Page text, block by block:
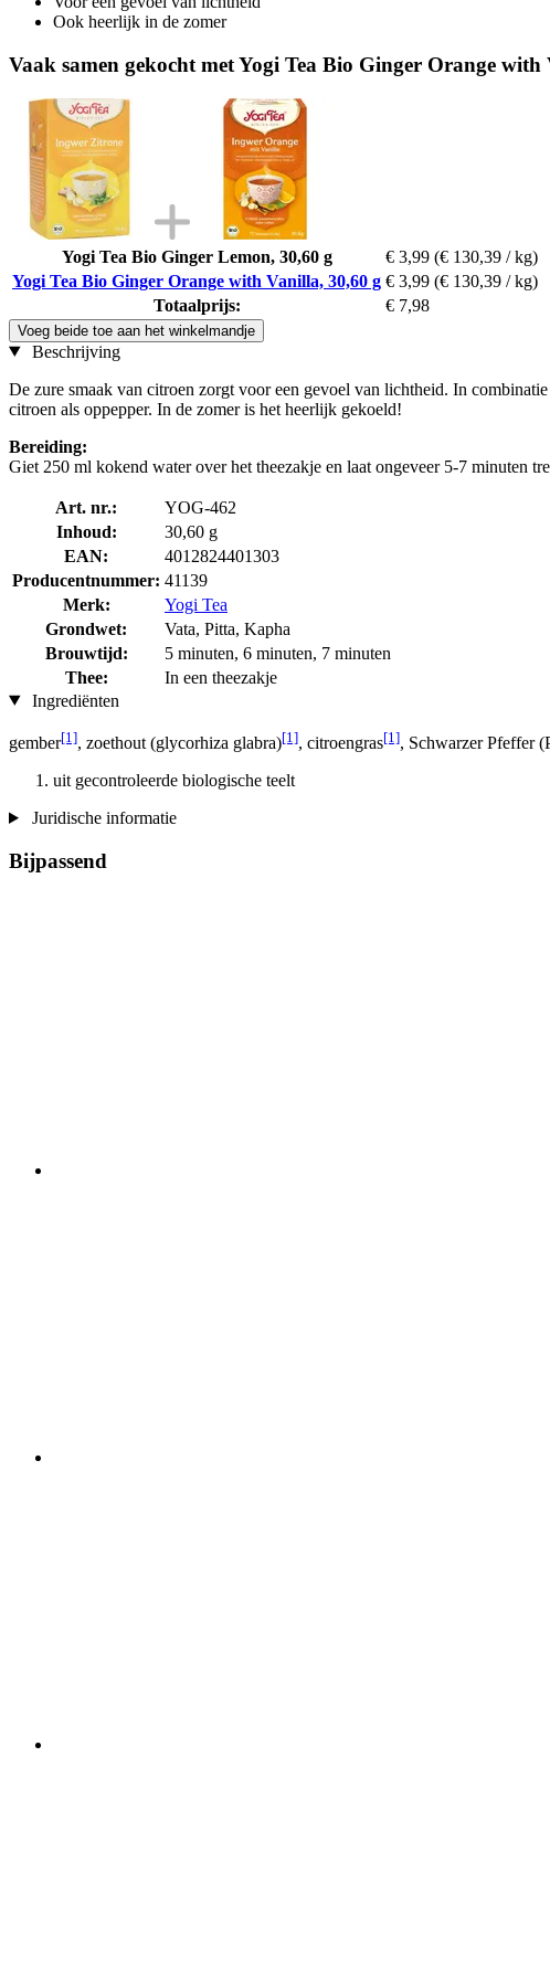
Ook heerlijk in de zomer
Vaak samen gekocht met Yogi Tea Bio Ginger Orange with
Yogi Tea Bio Ginger Lemon, 30,60 g € 3,99 (€ 130,39 / kg)
Yogi Tea Bio Ginger Orange with Vanilla, 30,60 g € 3,99 (€ 130,39 / kg)
Totaalprijs:
€ 7,98
Voeg beide toe aan het winkelmandje
Beschrijving
De zure smaak van citroen zorgt voor een gevoel van lichtheid. In
citroen als oppepper. In de zomer is het heerlijk gekoeld!
Bereiding:
Giet 250 ml kokend water over het theezakje en laat ongeveer 5-7 minuten
Art. nr.:
YOG-462
Inhoud:
30,60 g
EAN:
4012824401303
Producentnummer: 41139
Merk:
Yogi Tea
Grondwet:
Vata, Pitta, Kapha
Brouwtijd:
5 minuten, 6 minuten, 7 minuten
Thee:
In een theezakje
Ingrediënten
gember[1], zoethout (glycorhiza glabra)[1], citroengras[1], Schwarzer Pfeffer
uit gecontroleerde biologische teelt
Juridische informatie
Bijpassend